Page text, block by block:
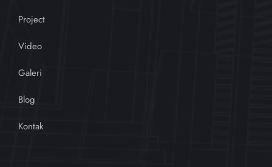
Project
Video
Galeri
Blog
Kontak